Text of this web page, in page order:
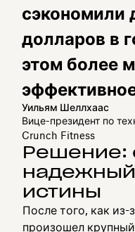
сэкономили
долларов в
этом более
Уильям Шеллхаас
Вице-президент по
Crunch Fitness
Решение:
истины
После того, как из-
произошел